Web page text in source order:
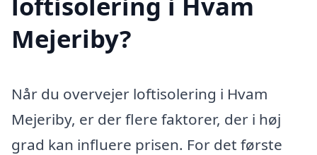
Mejeriby?
Når du overvejer loftisolering i Hvam
Mejeriby, er der flere faktorer, der i høj
grad kan influere prisen. For det første